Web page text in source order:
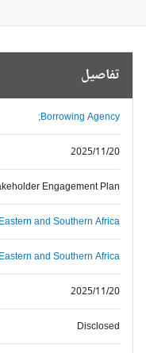
تفاصيل
Borrowing Agency;
2025/11/20
Stakeholder Engagement Plan
Eastern and Southern Africa,
Eastern and Southern Africa,
2025/11/20
Disclosed